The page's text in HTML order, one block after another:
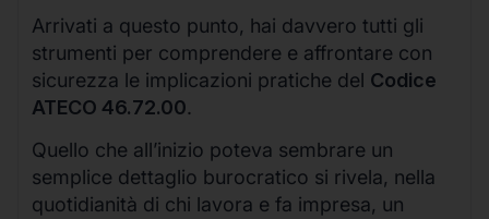
Arrivati a questo punto, hai davvero tutti gli
strumenti per comprendere e affrontare con
sicurezza le implicazioni pratiche del Codice
ATECO 46.72.00.
Quello che all’inizio poteva sembrare un
semplice dettaglio burocratico si rivela, nella
quotidianità di chi lavora e fa impresa, un